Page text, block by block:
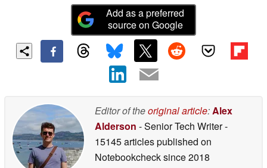
Add as a preferred
source on Google
Editor of theoriginal article:Alex
Alderson - Senior Tech Writer-
15145 articles published on
Notebookchecksince 2018